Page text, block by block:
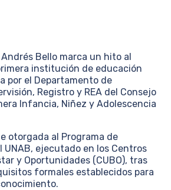
Bello marca un hito al
institución de educación
por el Departamento de
Registro y REA del Consejo
Infancia, Niñez y Adolescencia
otorgada al Programa de
UNAB, ejecutado en los Centros
y Oportunidades (CUBO), tras
formales establecidos para